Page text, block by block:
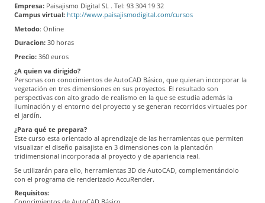
Empresa: Paisajismo Digital SL . Tel: 93 304 19 32
Campus virtual: http://www.paisajismodigital.com/cursos
Metodo: Online
Duracion: 30 horas
Precio: 360 euros
¿A quien va dirigido?
Personas con conocimientos de AutoCAD Básico, que quieran incorporar la
vegetación en tres dimensiones en sus proyectos. El resultado son
perspectivas con alto grado de realismo en la que se estudia además la
iluminación y el entorno del proyecto y se generan recorridos virtuales por
el jardín.
¿Para qué te prepara?
Este curso esta orientado al aprendizaje de las herramientas que permiten
visualizar el diseño paisajista en 3 dimensiones con la plantación
tridimensional incorporada al proyecto y de apariencia real.
Se utilizarán para ello, herramientas 3D de AutoCAD, complementándolo
con el programa de renderizado AccuRender.
Requisitos: